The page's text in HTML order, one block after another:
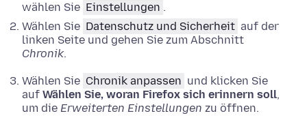
wählen Sie Einstellungen .
Wählen Sie Datenschutz und Sicherheit auf der
linken Seite und gehen Sie zum Abschnitt
Chronik.
Wählen Sie Chronik anpassen und klicken Sie
auf Wählen Sie, woran Firefox sich erinnern soll,
um die Erweiterten Einstellungen zu öffnen.